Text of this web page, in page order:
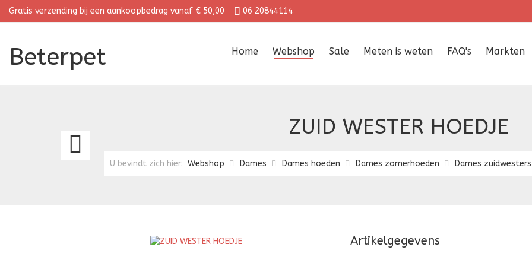
Gratis verzending bij een aankoopbedrag vanaf € 50,00 06 20844114
Beterpet Home Webshop Sale Meten is weten FAQ's Markten
ZUID WESTER HOEDJE
U bevindt zich hier: Webshop Dames Dames hoeden Dames zomerhoeden Dames
WESTER
Artikelgegevens